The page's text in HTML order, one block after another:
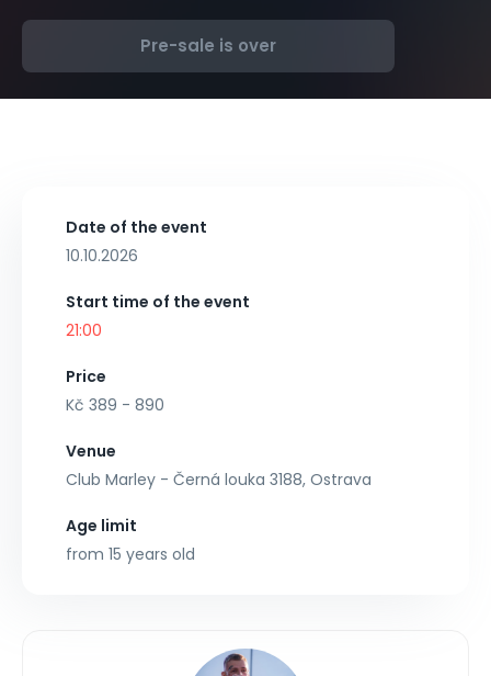
Pre-sale is over
Date of the event
10.10.2026
Start time of the event
21:00
Price
Kč 389 - 890
Venue
Club Marley - Černá louka 3188, Ostrava
Age limit
from 15 years old